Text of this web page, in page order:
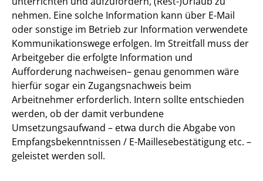
nehmen. Eine solche Information kann über E-Mail
oder sonstige im Betrieb zur Information verwendete
Kommunikationswege erfolgen. Im Streitfall muss der
Arbeitgeber die erfolgte Information und
Aufforderung nachweisen– genau genommen wäre
hierfür sogar ein Zugangsnachweis beim
Arbeitnehmer erforderlich. Intern sollte entschieden
werden, ob der damit verbundene
Umsetzungsaufwand – etwa durch die Abgabe von
Empfangsbekenntnissen / E-Maillesebestätigung etc. –
geleistet werden soll.